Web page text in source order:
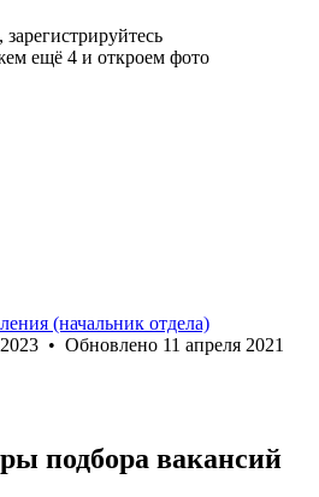
ещё 4 и откроем фото
(начальник отдела)
• Обновлено 11 апреля 2021
подбора вакансий